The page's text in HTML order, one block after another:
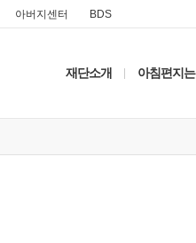
아버지센터 BDS
재단소개 아침편지는